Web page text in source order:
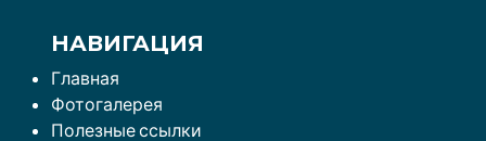
НАВИГАЦИЯ
Главная
Фотогалерея
Полезные ссылки